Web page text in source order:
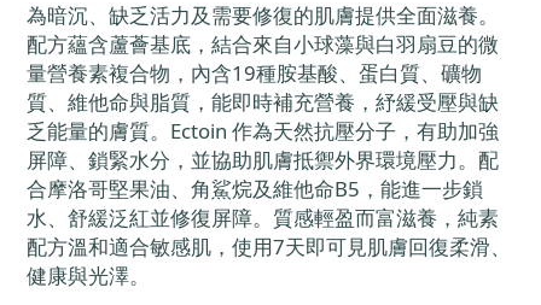
為暗沉、缺乏活力及需要修復的肌膚提供全面滋養。
配方蘊含蘆薈基底，結合來自小球藻與白羽扇豆的微
量營養素複合物，內含19種胺基酸、蛋白質、礦物
質、維他命與脂質，能即時補充營養，紓緩受壓與缺
乏能量的膚質。Ectoin 作為天然抗壓分子，有助加強
屏障、鎖緊水分，並協助肌膚抵禦外界環境壓力。配
合摩洛哥堅果油、角鯊烷及維他命B5，能進一步鎖
水、舒緩泛紅並修復屏障。質感輕盈而富滋養，純素
配方溫和適合敏感肌，使用7天即可見肌膚回復柔滑、
健康與光澤。